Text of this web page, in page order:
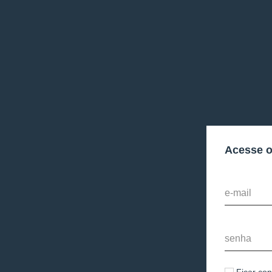
Acesse
e-mail
senha